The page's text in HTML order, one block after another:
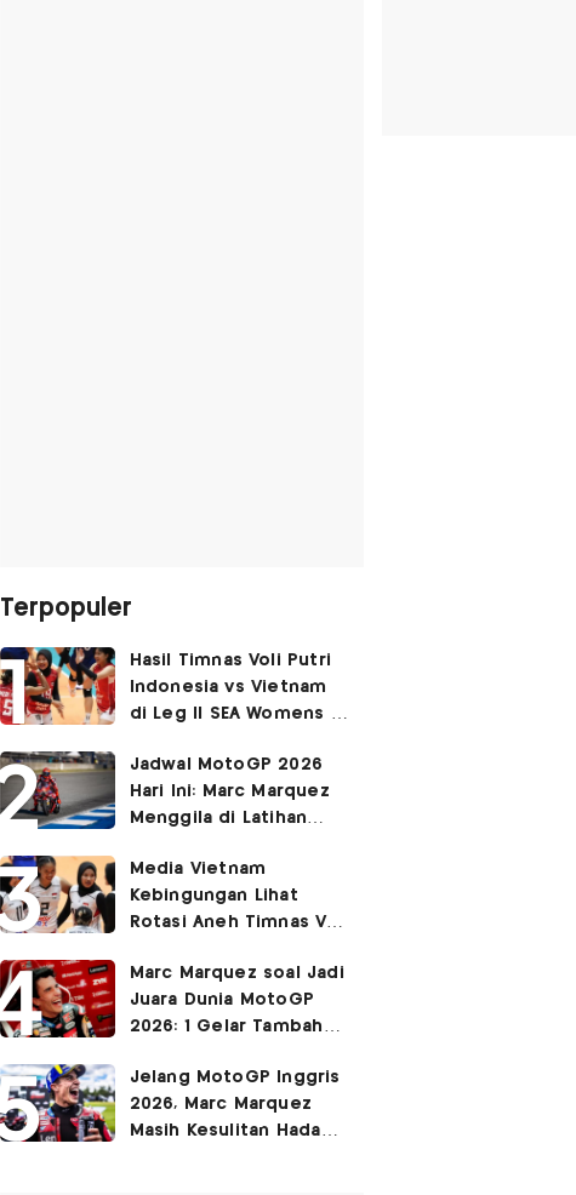
Terpopuler
Hasil Timnas Voli Putri
Indonesia vs Vietnam
di Leg II SEA Womens V
Garuda Pertiwi Menang
3-2
Jadwal MotoGP 2026
Hari Ini: Marc Marquez
Menggila di Latihan
Media Vietnam
Kebingungan Lihat
Rotasi Aneh Timnas Voli
SEA Womens V Cup
2026
Marc Marquez soal Jadi
Juara Dunia MotoGP
2026: 1 Gelar Tambahan
Saya
Jelang MotoGP Inggris
2026, Marc Marquez
Masih Kesulitan Hadapi